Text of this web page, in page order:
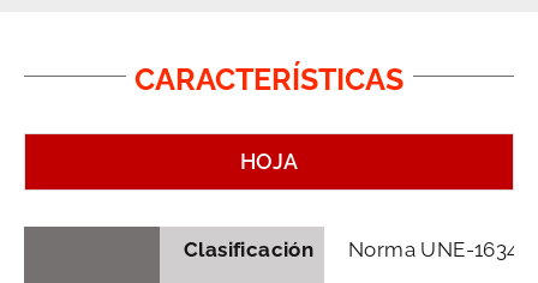
CARACTERÍSTICAS
HOJA
Clasificación
Norma UNE-1634